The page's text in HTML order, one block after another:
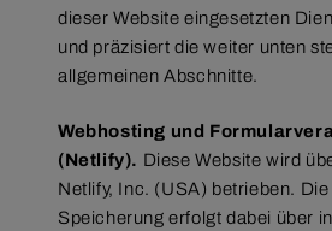
dieser Website eingesetzten
und präzisiert die weiter unten
allgemeinen Abschnitte.
Webhosting und
(Netlify). Diese Website wird
Netlify, Inc. (USA) betrieben.
Speicherung erfolgt dabei über